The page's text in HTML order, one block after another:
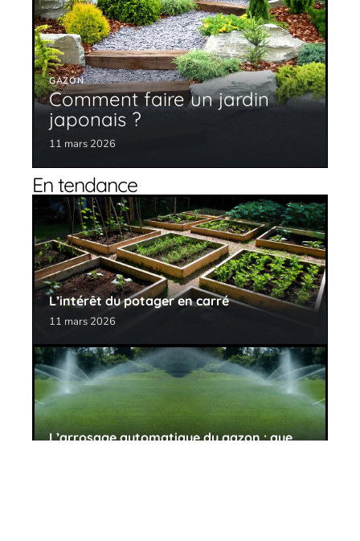
GAZON
Comment faire un jardin
japonais ?
11 mars 2026
En tendance
L’intérêt du potager en carré
11 mars 2026
L’arrosage automatique du gazon : que